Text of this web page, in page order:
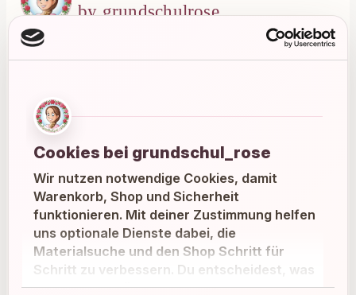
Cookies bei grundschul_rose
Wir nutzen notwendige Cookies, damit
Warenkorb, Shop und Sicherheit
funktionieren. Mit deiner Zustimmung helfen
uns optionale Dienste dabei, die
Materialsuche und den Shop Schritt für
Schritt zu verbessern. Du entscheidest, was
du erlauben möchtest.
by grundschulrose
Liebevoll gestaltete Materialien für einen
Grundschulalltag.
Instagram Facebook Pinterest
E-Mail
MATERIALIEN